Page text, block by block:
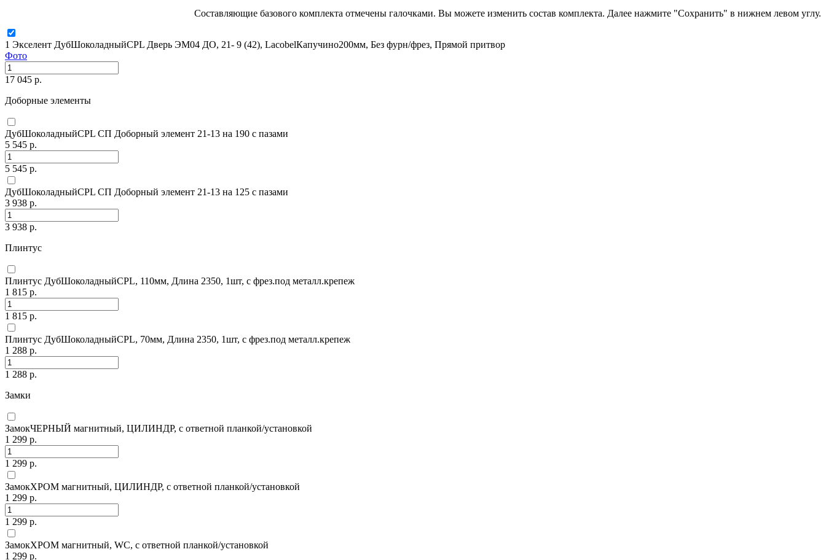
Составляющие базового комплекта отмечены галочками. Вы можете изменить состав комплекта. Далее нажмите "Сохранить" в нижнем левом углу.
1 Экселент ДубШоколадныйCPL Дверь ЭМ04 ДО, 21- 9 (42), LacobelКапучино200мм, Без фурн/фрез, Прямой притвор
Фото
17 045 р.
Доборные элементы
ДубШоколадныйCPL СП Доборный элемент 21-13 на 190 с пазами
5 545 р.
5 545 р.
ДубШоколадныйCPL СП Доборный элемент 21-13 на 125 с пазами
3 938 р.
3 938 р.
Плинтус
Плинтус ДубШоколадныйCPL, 110мм, Длина 2350, 1шт, с фрез.под металл.крепеж
1 815 р.
1 815 р.
Плинтус ДубШоколадныйCPL, 70мм, Длина 2350, 1шт, с фрез.под металл.крепеж
1 288 р.
1 288 р.
Замки
ЗамокЧЕРНЫЙ магнитный, ЦИЛИНДР, с ответной планкой/установкой
1 299 р.
1 299 р.
ЗамокХРОМ магнитный, ЦИЛИНДР, с ответной планкой/установкой
1 299 р.
1 299 р.
ЗамокХРОМ магнитный, WC, с ответной планкой/установкой
1 299 р.